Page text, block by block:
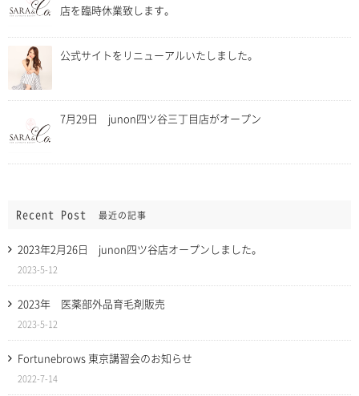
店を臨時休業致します。
公式サイトをリニューアルいたしました。
7月29日 junon四ツ谷三丁目店がオープン
Recent Post 最近の記事
2023年2月26日 junon四ツ谷店オープンしました。
2023-5-12
2023年 医薬部外品育毛剤販売
2023-5-12
Fortunebrows 東京講習会のお知らせ
2022-7-14